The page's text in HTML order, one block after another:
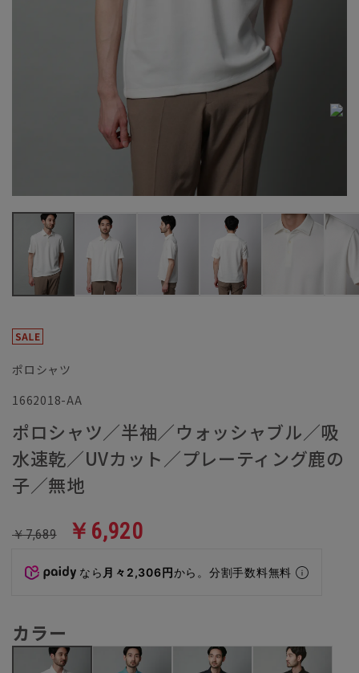
ポロシャツ
1662018-AA
ポロシャツ／半袖／ウォッシャブル／吸
水速乾／UVカット／プレーティング鹿の
子／無地
￥7,689 ￥6,920
なら 月々2,306円から。分割手数料無料
カラー